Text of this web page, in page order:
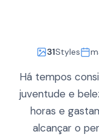
31Styles
Há tempos
juventude e
horas e
alcançar o